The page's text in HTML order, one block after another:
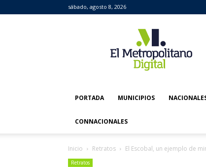
sábado, agosto 8, 2026
Metropolitano
Digital
PORTADA MUNICIPIOS
CONNACIONALES
Inicio Retratos El Escobal, un ejemplo de
Retratos